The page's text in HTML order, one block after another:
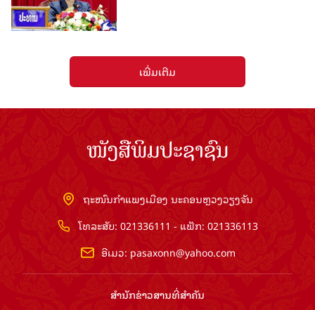
ເພີ່ມເຕີມ
ໜັງສືພິມປະຊາຊົນ
ຖະໜົນກຳແພງເມືອງ ນະຄອນຫຼວງວຽງຈັນ
ໂທລະສັບ: 021336111 - ແຟັກ: 021336113
ອີເມວ: pasaxonn@yahoo.com
ສຳ​ນັກ​ຂ່າວ​ສານ​ທີ່​ສຳ​ຄັນ​